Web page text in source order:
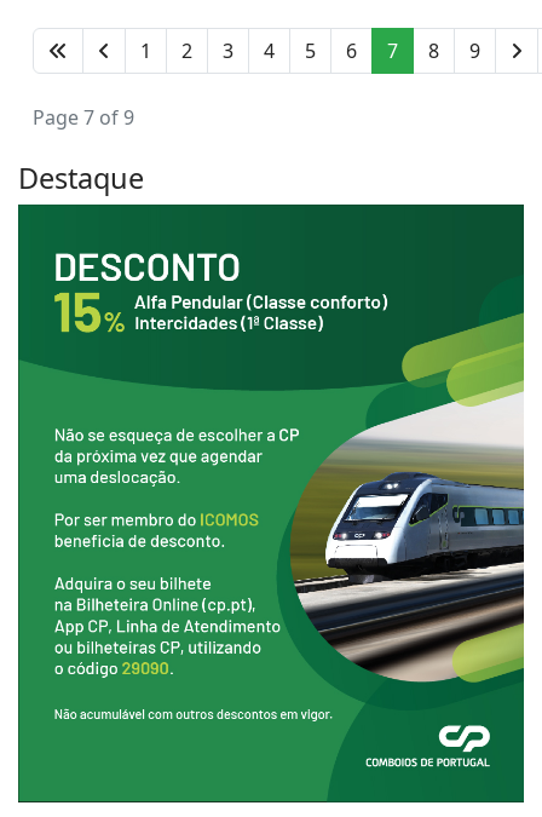
1 2 3 4 5 6 7 8 9
Page 7 of 9
Destaque